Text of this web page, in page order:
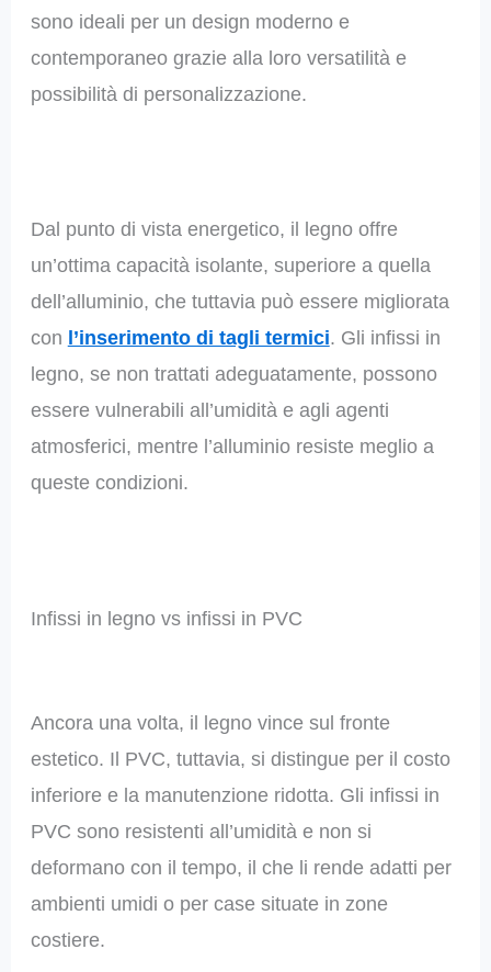
sono ideali per un design moderno e
contemporaneo grazie alla loro versatilità e
possibilità di personalizzazione.
Dal punto di vista energetico, il legno offre
un’ottima capacità isolante, superiore a quella
dell’alluminio, che tuttavia può essere migliorata
con l’inserimento di tagli termici. Gli infissi in
legno, se non trattati adeguatamente, possono
essere vulnerabili all’umidità e agli agenti
atmosferici, mentre l’alluminio resiste meglio a
queste condizioni.
Infissi in legno vs infissi in PVC
Ancora una volta, il legno vince sul fronte
estetico. Il PVC, tuttavia, si distingue per il costo
inferiore e la manutenzione ridotta. Gli infissi in
PVC sono resistenti all’umidità e non si
deformano con il tempo, il che li rende adatti per
ambienti umidi o per case situate in zone
costiere.